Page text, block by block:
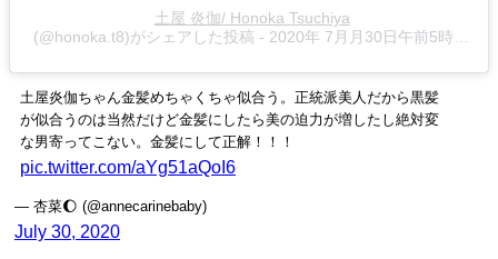
土屋 炎伽/ Honoka Tsuchiya
(@honoka.t8)がシェアした投稿 - 2020年 7月月30日午前5時01分PDT
土屋炎伽ちゃん金髪めちゃくちゃ似合う。正統派美人だから黒髪
が似合うのは当然だけど金髪にしたら美の迫力が増したし絶対変
な男寄ってこない。金髪にして正解！！！
pic.twitter.com/aYg51aQoI6
— 杏菜🌔 (@annecarinebaby)
July 30, 2020